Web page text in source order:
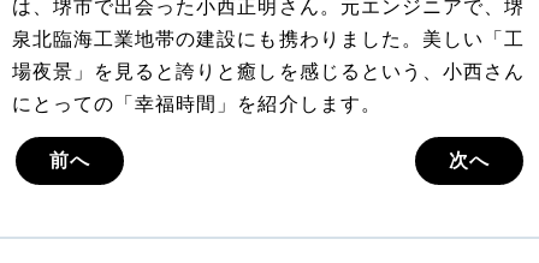
は、堺市で出会った小西正明さん。元エンジニアで、堺
泉北臨海工業地帯の建設にも携わりました。美しい「工
場夜景」を見ると誇りと癒しを感じるという、小西さん
にとっての「幸福時間」を紹介します。
前へ 次へ